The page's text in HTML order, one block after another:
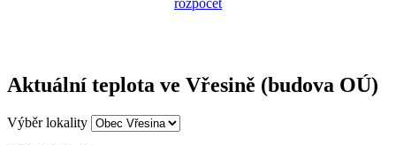
Aktuální teplota ve Vřesině (budova OÚ)
Výběr lokality